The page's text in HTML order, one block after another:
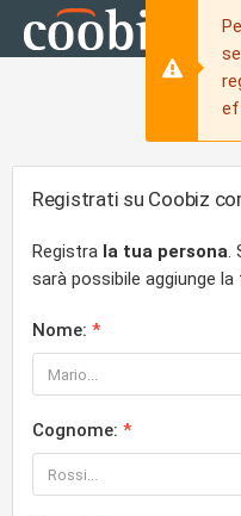
Registrati su Coobiz
Registra la tua persona.
sarà possibile aggiunge la
Nome:
Cognome: